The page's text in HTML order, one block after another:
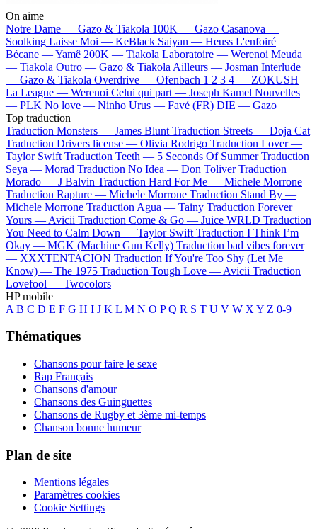
On aime
Notre Dame — Gazo & Tiakola 100K — Gazo Casanova —
Soolking Laisse Moi — KeBlack Saiyan — Heuss L'enfoiré
Bécane —Yamê 200K — Tiakola Laboratoire — Werenoi Meuda
— Tiakola Outro — Gazo & Tiakola Ailleurs — Josman Interlude
— Gazo & Tiakola Overdrive — Ofenbach 1 2 3 4 — ZOKUSH
La League — Werenoi Celui qui part — Joseph Kamel Nouvelles
— PLK No love — Ninho Urus — Favé (FR) DIE — Gazo
Top traduction
Traduction Monsters — James Blunt Traduction Streets — Doja Cat
Traduction Drivers license — Olivia Rodrigo Traduction Lover —
Taylor Swift Traduction Teeth — 5 Seconds Of Summer Traduction
Seya — Morad Traduction No Idea — Don Toliver Traduction
Morado — J Balvin Traduction Hard For Me — Michele Morrone
Traduction Rapture — Michele Morrone Traduction Stand By —
Michele Morrone Traduction Agua — Tainy Traduction Forever
Yours — Avicii Traduction Come & Go — Juice WRLD Traduction
You Need to Calm Down — Taylor Swift Traduction I Think I’m
Okay — MGK (Machine Gun Kelly) Traduction bad vibes forever
— XXXTENTACION Traduction If You're Too Shy (Let Me
Know) — The 1975 Traduction Tough Love — Avicii Traduction
Lovefool — Twocolors
HP mobile
A B C D E F G H I J K L M N O P Q R S T U V W X Y Z 0-9
Thématiques
Chansons pour faire le sexe
Rap Français
Chansons d'amour
Chansons des Guinguettes
Chansons de Rugby et 3ème mi-temps
Chanson bonne humeur
Plan de site
Mentions légales
Paramètres cookies
Cookie Settings